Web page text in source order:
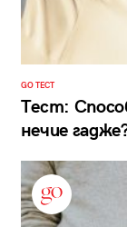
GO ТЕСТ
Тест:
нечие